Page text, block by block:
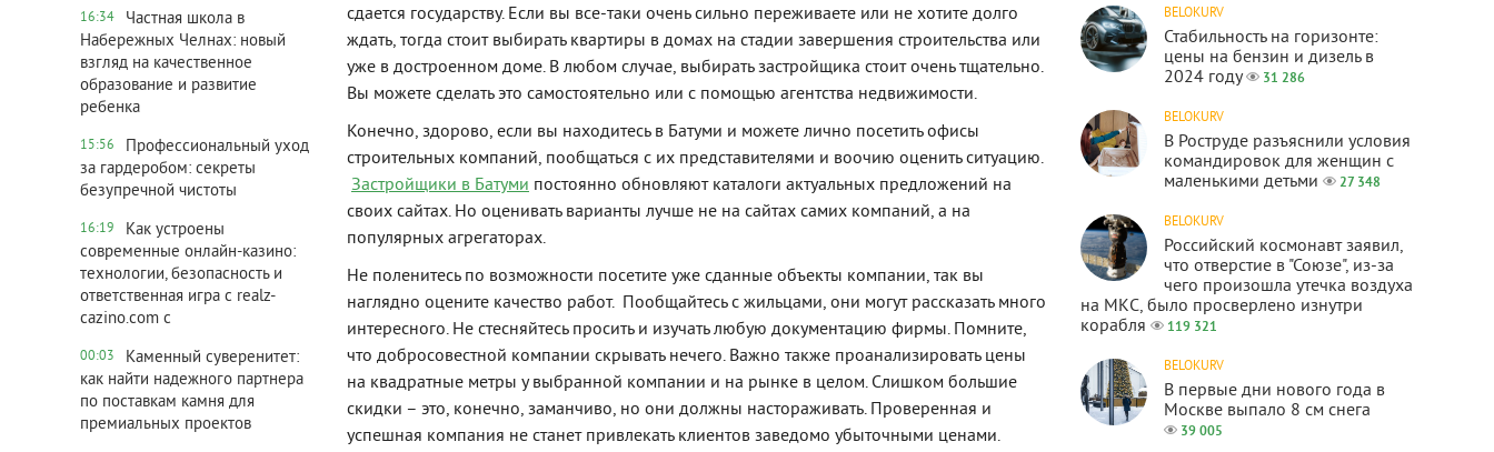
16:34
Частная школа в
Набережных Челнах: новый
взгляд на качественное
образование и развитие
ребенка
15:56
Профессиональный уход
за гардеробом: секреты
безупречной чистоты
16:19
Как устроены
современные онлайн-казино:
технологии, безопасность и
ответственная игра с realz-
cazino.com с
00:03
Каменный суверенитет:
как найти надежного партнера
по поставкам камня для
премиальных проектов
сдается государству. Если вы все-таки очень сильно переживаете или не хотите долго
ждать, тогда стоит выбирать квартиры в домах на стадии завершения строительства или
уже в достроенном доме. В любом случае, выбирать застройщика стоит очень тщательно.
Вы можете сделать это самостоятельно или с помощью агентства недвижимости.
Конечно, здорово, если вы находитесь в Батуми и можете лично посетить офисы
строительных компаний, пообщаться с их представителями и воочию оценить ситуацию.
Застройщики в Батуми постоянно обновляют каталоги актуальных предложений на
своих сайтах. Но оценивать варианты лучше не на сайтах самих компаний, а на
популярных агрегаторах.
Не поленитесь по возможности посетите уже сданные объекты компании, так вы
наглядно оцените качество работ. Пообщайтесь с жильцами, они могут рассказать много
интересного. Не стесняйтесь просить и изучать любую документацию фирмы. Помните,
что добросовестной компании скрывать нечего. Важно также проанализировать цены
на квадратные метры у выбранной компании и на рынке в целом. Слишком большие
скидки – это, конечно, заманчиво, но они должны настораживать. Проверенная и
успешная компания не станет привлекать клиентов заведомо убыточными ценами.
BELOKURV
Стабильность на горизонте:
цены на бензин и дизель в
2024 году
31 286
BELOKURV
В Роструде разъяснили условия
командировок для женщин с
маленькими детьми
27 348
BELOKURV
Российский космонавт заявил,
что отверстие в "Союзе", из-за
чего произошла утечка воздуха
на МКС, было просверлено изнутри
корабля
119 321
BELOKURV
В первые дни нового года в
Москве выпало 8 см снега
39 005